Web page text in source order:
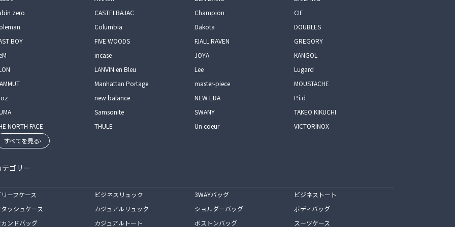
zero
CASTELBAJAC Champion
CIE
Columbia Dakota
DOUBLES
BOY
FIVE WOODS FJALL RAVEN
GREGORY
incase JOYA
KANGOL
LANVIN en Bleu Lee
Lugard
Manhattan Portage master-piece
MOUSTACHE
new balance NEW ERA
P.i.d
Samsonite SWANY
TAKEO KIKUCHI
NORTH FACE
THULE Un coeur
VICTORINOX
すべてを見る
テゴリー
ーフケース ビジネスリュック 3WAYバッグ
ビジネストート
ッシュケース
カジュアルリュック ショルダーバッグ
ボディバッグ
ンドバッグ
カジュアルトート ボストンバッグ スーツケース